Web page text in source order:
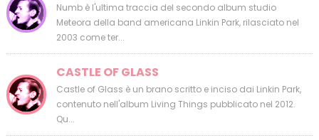
Numb è l'ultima traccia del secondo album studio
Meteora della band americana Linkin Park, rilasciato nel
2003 come ter...
CASTLE OF GLASS
Castle of Glass è un brano scritto e inciso dai Linkin Park,
contenuto nell'album Living Things pubblicato nel 2012.
Qu...